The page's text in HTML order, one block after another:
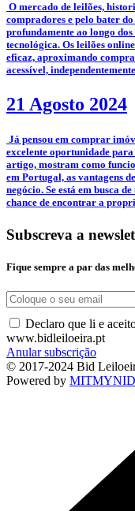
O mercado de leilões,
compradores e pelo bater
profundamente ao longo
tecnológica. Os leilões
eficaz, aproximando
acessível,
21 Agosto 2024
Já pensou em comprar
excelente oportunidade
artigo, mostram como
em Portugal, as vantagens
negócio. Se está em busca
chance de encontrar a
Subscreva a
Fique sempre a par das
Declaro que li e
www.bidleiloeira.pt
Anular subscrição
© 2017-2024 Bid
Powered by